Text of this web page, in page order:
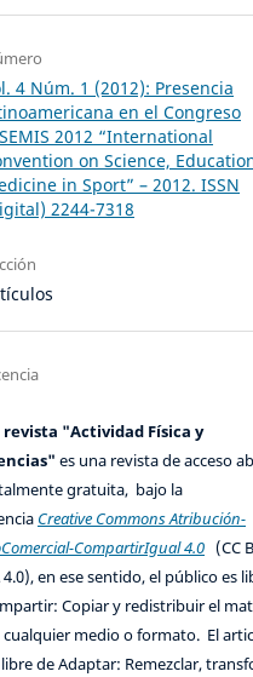
4 Núm. 1 (2012): Presencia
en el Congreso
2012 “International
on Science,
in Sport” – 2012. ISSN
2244-7318
revista "Actividad Física y
es una revista de acceso
gratuita, bajo la
Creative Commons Atribución-
CompartirIgual 4.0 (CC
4.0), en ese sentido, el público es
Copiar y redistribuir el
cualquier medio o formato. El
de Adaptar: Remezclar,